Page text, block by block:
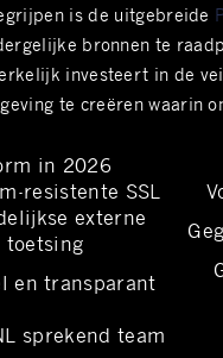
is de uitgebreide
bronnen te
investeert in de
te creëren waarin
in 2026
resistente SSL
externe
toetsing
en transparant
sprekend team